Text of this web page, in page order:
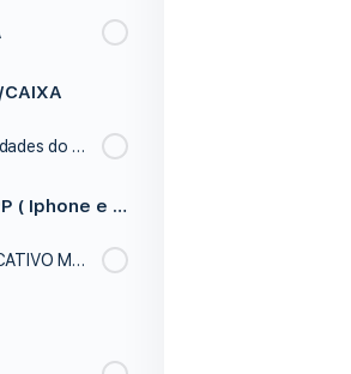
CAIXA
Demonstração das Funcionalidades do Caixa da Empresa
COMO USAR CRM COMO APP ( Iphone e Android )
USANDO O CRM COMO APLICATIVO MOBILE